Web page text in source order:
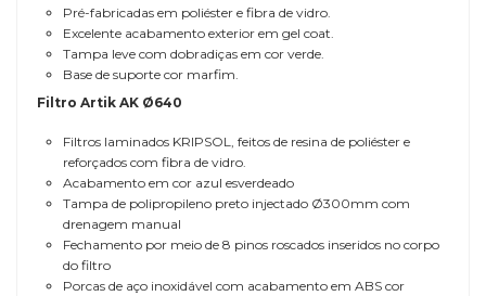
Pré-fabricadas em poliéster e fibra de vidro.
Excelente acabamento exterior em gel coat.
Tampa leve com dobradiças em cor verde.
Base de suporte cor marfim.
Filtro Artik AK Ø640
Filtros laminados KRIPSOL, feitos de resina de poliéster e
reforçados com fibra de vidro.
Acabamento em cor azul esverdeado
Tampa de polipropileno preto injectado Ø300mm com
drenagem manual
Fechamento por meio de 8 pinos roscados inseridos no corpo
do filtro
Porcas de aço inoxidável com acabamento em ABS cor